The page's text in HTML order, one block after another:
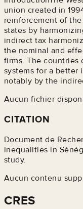
union created in
reinforcement of
states by
indirect tax
the nominal and
firms. The countries
systems for a better
notably by the
Aucun fichier
CITATION
Document de
inequalities in
study.
Aucun contenu
CRES